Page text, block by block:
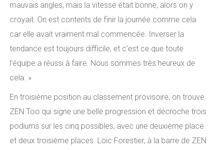
mauvais angles, mais la vitesse était bonne, alors on y
croyait. On est contents de finir la journée comme cela
car elle avait vraiment mal commencée. Inverser la
tendance est toujours difficile, et c'est ce que toute
l'équipe a réussi à faire. Nous sommes très heureux de
cela. »
En troisième position au classement provisoire, on trouve
ZEN Too qui signe une belle progression et décroche trois
podiums sur les cinq possibles, avec une deuxième place
et deux troisième places. Loic Forestier, à la barre de ZEN